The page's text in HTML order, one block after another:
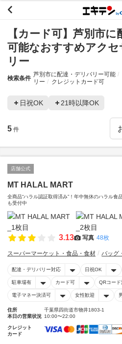
【カード可】芦別市
可能なおすすめアク
リー
検索条件
芦別市に配達・デリバリー可能
リー
クレジットカード可
日祝OK 21時以降OK
5 件
店舗公式
MT HALAL MART
全商品“ハラル認証取得済み”！年中無休のハラル
も受付中
3.13 写真 48枚
スーパーマーケット・食品・食材 バッグ
配達・デリバリー対応 日祝OK
駐車場有 カード可 QRコード
電子マネー決済可 女性歓迎
住所
千葉県四街道市物井1803-1
本日の営業状況 10:00〜22:00
クレジット
カード